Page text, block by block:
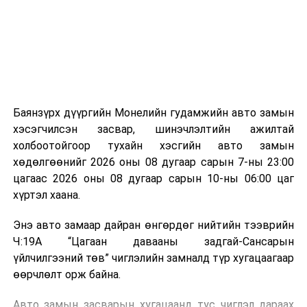
болон дулааны эрчим хүч үйлдвэрлэхэд ашиглаж
болдог. Зарим технологийн хувьд шаталтын дараа
үлдэх үнснээс фосфор зэрэг ашигт эрдсийг сэргээн
авах боломжтой аж.
Япон, Герман, Швейцар, Нидерланд, Өмнөд Солонгос
зэрэг улс лаг хатаах, шатаах технологийг ашиглаж
байна. Тухайлбал, Германд лаг шатаах үйлдвэрээс
гарсан үнснээс фосфор сэргээн авах технологи
ашигладаг бол Нидерландад төвлөрсөн лаг
боловсруулах үйлдвэрүүдээр дулаан, цахилгаан
Баянзүрх дүүргийн Монелийн гудамжийн авто замын
хэсэгчилсэн засвар, шинэчлэлтийн ажилтай
холбоотойгоор тухайн хэсгийн авто замын
хөдөлгөөнийг 2026 оны 08 дугаар сарын 7-ны 23:00
цагаас 2026 оны 08 дугаар сарын 10-ны 06:00 цаг
хүртэл хаана.
Энэ авто замаар дайран өнгөрдөг нийтийн тээврийн
Ч:19А “Цагаан давааны задгай-Сансарын
үйлчилгээний төв” чиглэлийн замналд түр хугацаагаар
өөрчлөлт орж байна.